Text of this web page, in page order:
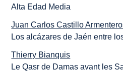
Alta Edad Media
Juan Carlos Castillo
Los alcázares de Jaén entre
Thierry Bianquis
Le Qasr de Damas avant les